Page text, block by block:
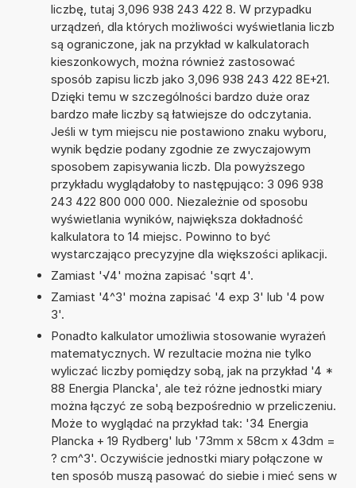
liczbę, tutaj 3,096 938 243 422 8. W przypadku
urządzeń, dla których możliwości wyświetlania liczb
są ograniczone, jak na przykład w kalkulatorach
kieszonkowych, można również zastosować
sposób zapisu liczb jako 3,096 938 243 422 8E+21.
Dzięki temu w szczególności bardzo duże oraz
bardzo małe liczby są łatwiejsze do odczytania.
Jeśli w tym miejscu nie postawiono znaku wyboru,
wynik będzie podany zgodnie ze zwyczajowym
sposobem zapisywania liczb. Dla powyższego
przykładu wyglądałoby to następująco: 3 096 938
243 422 800 000 000. Niezależnie od sposobu
wyświetlania wyników, największa dokładność
kalkulatora to 14 miejsc. Powinno to być
wystarczająco precyzyjne dla większości aplikacji.
Zamiast '√4' można zapisać 'sqrt 4'.
Zamiast '4^3' można zapisać '4 exp 3' lub '4 pow
3'.
Ponadto kalkulator umożliwia stosowanie wyrażeń
matematycznych. W rezultacie można nie tylko
wyliczać liczby pomiędzy sobą, jak na przykład '4 *
88 Energia Plancka', ale też różne jednostki miary
można łączyć ze sobą bezpośrednio w przeliczeniu.
Może to wyglądać na przykład tak: '34 Energia
Plancka + 19 Rydberg' lub '73mm x 58cm x 43dm =
? cm^3'. Oczywiście jednostki miary połączone w
ten sposób muszą pasować do siebie i mieć sens w